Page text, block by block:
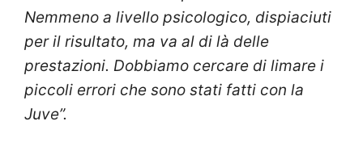
Nemmeno a livello psicologico, dispiaciuti
per il risultato, ma va al di là delle
prestazioni. Dobbiamo cercare di limare i
piccoli errori che sono stati fatti con la
Juve”.